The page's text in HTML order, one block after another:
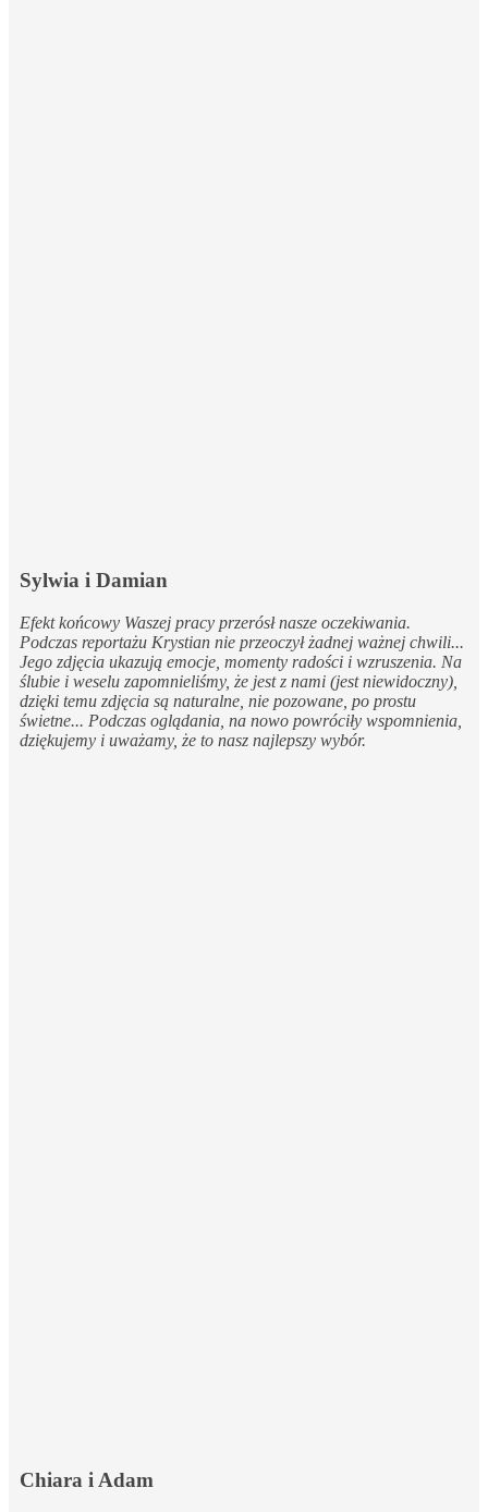
Sylwia i Damian
Efekt końcowy Waszej pracy przerósł nasze oczekiwania.
Podczas reportażu Krystian nie przeoczył żadnej ważnej chwili...
Jego zdjęcia ukazują emocje, momenty radości i wzruszenia. Na
ślubie i weselu zapomnieliśmy, że jest z nami (jest niewidoczny),
dzięki temu zdjęcia są naturalne, nie pozowane, po prostu
świetne... Podczas oglądania, na nowo powróciły wspomnienia,
dziękujemy i uważamy, że to nasz najlepszy wybór.
Chiara i Adam